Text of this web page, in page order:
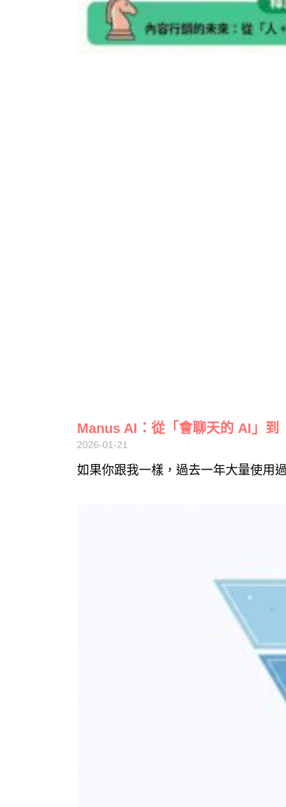
Manus AI：從「會聊天的 AI」到
2026-01-21
如果你跟我一樣，過去一年大量使用